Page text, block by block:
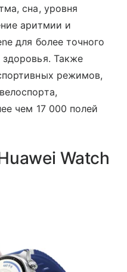
сна, уровня
аритмии и
для более точного
здоровья. Также
режимов,
чем 17 000 полей
Watch